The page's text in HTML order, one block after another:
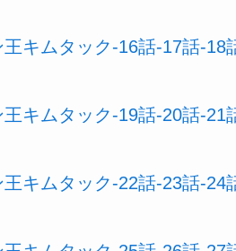
王キムタック-16話-17話-18
王キムタック-19話-20話-21
王キムタック-22話-23話-24